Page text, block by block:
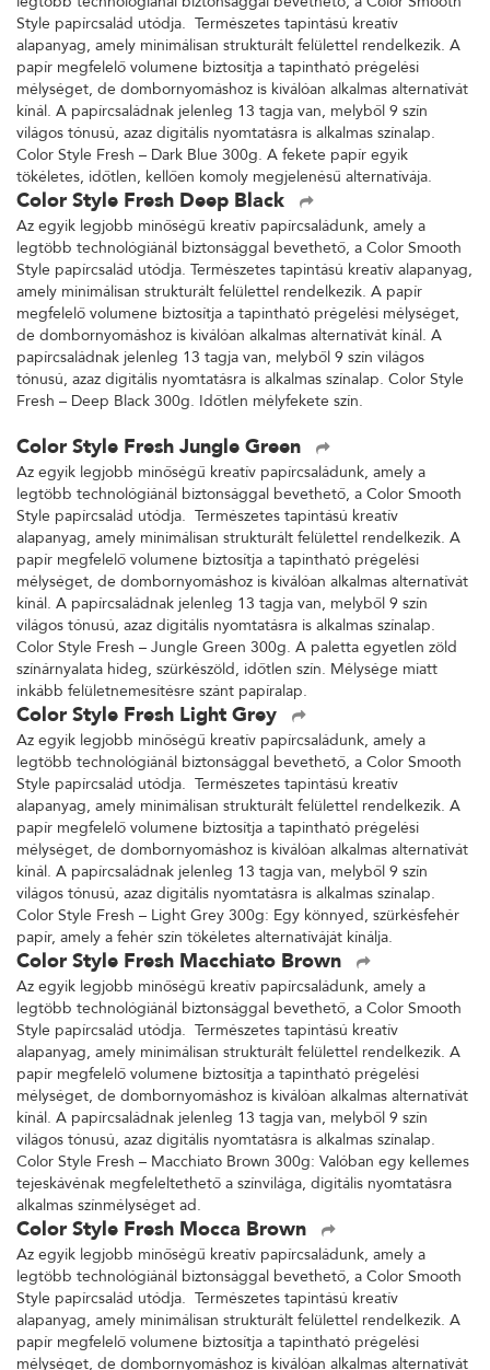
Style papírcsalád utódja. Természetes tapintású kreatív
alapanyag, amely minimálisan strukturált felülettel rendelkezik. A
papír megfelelő volumene biztosítja a tapintható prégelési
mélységet, de dombornyomáshoz is kiválóan alkalmas alternatívát
kínál. A papírcsaládnak jelenleg 13 tagja van, melyből 9 szín
világos tónusú, azaz digitális nyomtatásra is alkalmas színalap.
Color Style Fresh – Dark Blue 300g. A fekete papír egyik
tökéletes, időtlen, kellően komoly megjelenésű alternatívája.
Color Style Fresh Deep Black
Az egyik legjobb minőségű kreatív papírcsaládunk, amely a
legtöbb technológiánál biztonsággal bevethető, a Color Smooth
Style papírcsalád utódja. Természetes tapintású kreatív alapanyag,
amely minimálisan strukturált felülettel rendelkezik. A papír
megfelelő volumene biztosítja a tapintható prégelési mélységet,
de dombornyomáshoz is kiválóan alkalmas alternatívát kínál. A
papírcsaládnak jelenleg 13 tagja van, melyből 9 szín világos
tónusú, azaz digitális nyomtatásra is alkalmas színalap. Color Style
Fresh – Deep Black 300g. Időtlen mélyfekete szín.
Color Style Fresh Jungle Green
Az egyik legjobb minőségű kreatív papírcsaládunk, amely a
legtöbb technológiánál biztonsággal bevethető, a Color Smooth
Style papírcsalád utódja. Természetes tapintású kreatív
alapanyag, amely minimálisan strukturált felülettel rendelkezik. A
papír megfelelő volumene biztosítja a tapintható prégelési
mélységet, de dombornyomáshoz is kiválóan alkalmas alternatívát
kínál. A papírcsaládnak jelenleg 13 tagja van, melyből 9 szín
világos tónusú, azaz digitális nyomtatásra is alkalmas színalap.
Color Style Fresh – Jungle Green 300g. A paletta egyetlen zöld
színárnyalata hideg, szürkészöld, időtlen szín. Mélysége miatt
inkább felületnemesítésre szánt papíralap.
Color Style Fresh Light Grey
Az egyik legjobb minőségű kreatív papírcsaládunk, amely a
legtöbb technológiánál biztonsággal bevethető, a Color Smooth
Style papírcsalád utódja. Természetes tapintású kreatív
alapanyag, amely minimálisan strukturált felülettel rendelkezik. A
papír megfelelő volumene biztosítja a tapintható prégelési
mélységet, de dombornyomáshoz is kiválóan alkalmas alternatívát
kínál. A papírcsaládnak jelenleg 13 tagja van, melyből 9 szín
világos tónusú, azaz digitális nyomtatásra is alkalmas színalap.
Color Style Fresh – Light Grey 300g: Egy könnyed, szürkésfehér
papír, amely a fehér szín tökéletes alternatíváját kínálja.
Color Style Fresh Macchiato Brown
Az egyik legjobb minőségű kreatív papírcsaládunk, amely a
legtöbb technológiánál biztonsággal bevethető, a Color Smooth
Style papírcsalád utódja. Természetes tapintású kreatív
alapanyag, amely minimálisan strukturált felülettel rendelkezik. A
papír megfelelő volumene biztosítja a tapintható prégelési
mélységet, de dombornyomáshoz is kiválóan alkalmas alternatívát
kínál. A papírcsaládnak jelenleg 13 tagja van, melyből 9 szín
világos tónusú, azaz digitális nyomtatásra is alkalmas színalap.
Color Style Fresh – Macchiato Brown 300g: Valóban egy kellemes
tejeskávénak megfeleltethető a színvilága, digitális nyomtatásra
alkalmas színmélységet ad.
Color Style Fresh Mocca Brown
Az egyik legjobb minőségű kreatív papírcsaládunk, amely a
legtöbb technológiánál biztonsággal bevethető, a Color Smooth
Style papírcsalád utódja. Természetes tapintású kreatív
alapanyag, amely minimálisan strukturált felülettel rendelkezik. A
papír megfelelő volumene biztosítja a tapintható prégelési
mélységet, de dombornyomáshoz is kiválóan alkalmas alternatívát